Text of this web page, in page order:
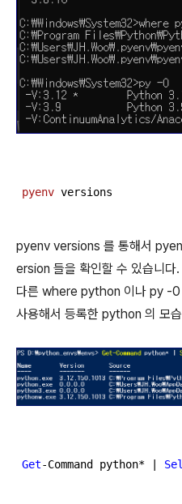
pyenv versions
pyenv versions 를 통해서
ersion 들을 확인할 수 있습니다.
다른 where python 이나 py -0
사용해서 등록한 python 의 모
Get-Command python* |